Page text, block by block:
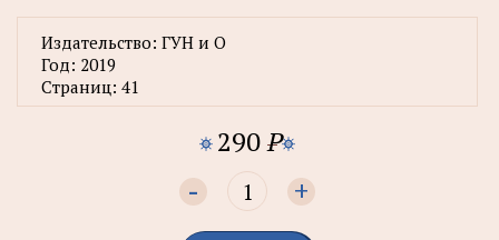
Издательство: ГУН и О
Год: 2019
Страниц: 41
290P
- +